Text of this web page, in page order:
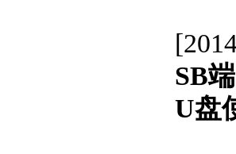
SB
U盘